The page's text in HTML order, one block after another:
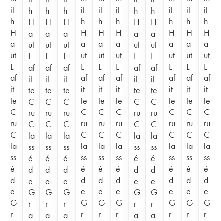
it
h
H
a
ut
L
af
it
te
C
ru
C
la
ss
é
d
e
G
r
h
H
a
ut
L
af
it
te
C
ru
C
la
ss
é
d
e
G
r
a
h
H
a
ut
L
af
it
te
C
ru
C
la
ss
é
d
e
G
r
a
h
H
a
ut
L
af
it
te
C
ru
C
la
ss
é
d
e
G
r
a
it
h
H
a
ut
L
af
it
te
C
ru
C
la
ss
é
d
e
G
r
it
h
H
a
ut
L
af
it
te
C
ru
C
la
ss
é
d
e
G
r
it
h
H
a
ut
L
af
it
te
C
ru
C
la
ss
é
d
e
G
r
h
H
a
ut
L
af
it
te
C
ru
C
la
ss
é
d
e
G
r
a
h
H
a
ut
L
af
it
te
C
ru
C
la
ss
é
d
e
G
r
a
it
h
H
a
ut
L
af
it
te
C
ru
C
la
ss
é
d
e
G
r
it
h
H
a
ut
L
af
it
te
C
ru
C
la
ss
é
d
e
G
r
it
h
H
a
ut
L
af
it
te
C
ru
C
la
ss
é
d
e
G
r